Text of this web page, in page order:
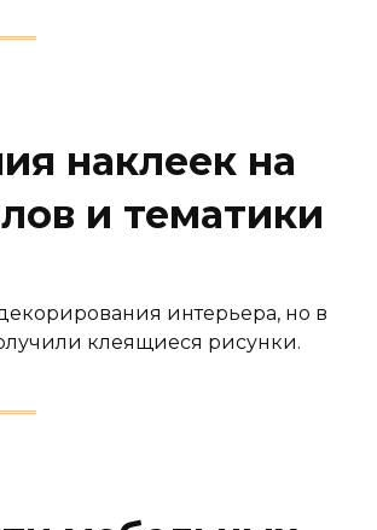
наклеек на
и тематики
интерьера, но в
клеящиеся рисунки.